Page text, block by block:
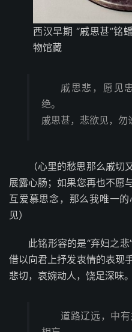
西汉早期 “戚思甚”铭
物馆藏
戚思悲，愿见
绝。
戚思甚，悲欲见，勿
（心里的愁思那么戚
展露心肠；如果您再也不愿
互爱慕思念，那么我唯一
见）
此铭形容的是“弃妇之
借以向君上抒发衷情的表现
悲切，哀婉动人，饶足深味。
道路辽远，中